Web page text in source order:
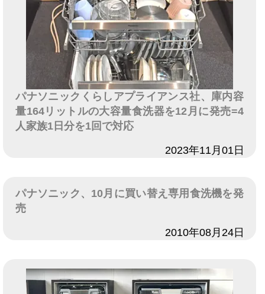
パナソニックくらしアプライアンス社、庫内容
量164リットルの大容量食洗器を12月に発売=4
人家族1日分を1回で対応
2023年11月01日
パナソニック、10月に買い替え専用食洗機を発
売
2010年08月24日